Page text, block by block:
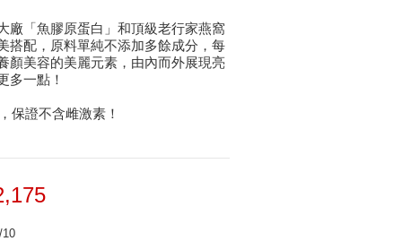
廠「魚膠原蛋白」和頂級老行家燕窩
搭配，原料單純不添加多餘成分，每
顏美容的美麗元素，由內而外展現亮
多一點！
保證不含雌激素！
10